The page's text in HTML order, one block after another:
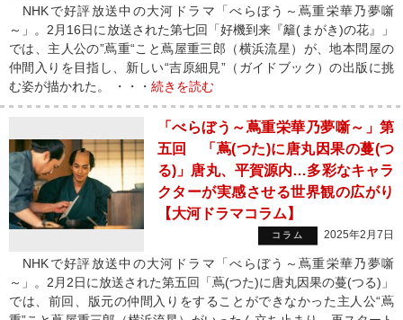
NHKで好評放送中の大河ドラマ「べらぼう～蔦重栄華乃夢噺
～」。2月16日に放送された第七回「好機到来『籬(まがき)の花』」
では、主人公の”蔦重“こと蔦屋重三郎（横浜流星）が、地本問屋の
仲間入りを目指し、新しい“吉原細見”（ガイドブック）の出版に挑
む姿が描かれた。 ・・・ 続きを読む
「べらぼう～蔦重栄華乃夢噺～」第
五回 「蔦(つた)に唐丸因果の蔓(つ
る)」唐丸、平賀源内…多彩なキャラ
クターが実感させる世界観の広がり
【大河ドラマコラム】
コラム 2025年2月7日
NHKで好評放送中の大河ドラマ「べらぼう～蔦重栄華乃夢噺
～」。2月2日に放送された第五回「蔦(つた)に唐丸因果の蔓(つる)」
では、前回、版元の仲間入りをすることができなかった主人公“蔦